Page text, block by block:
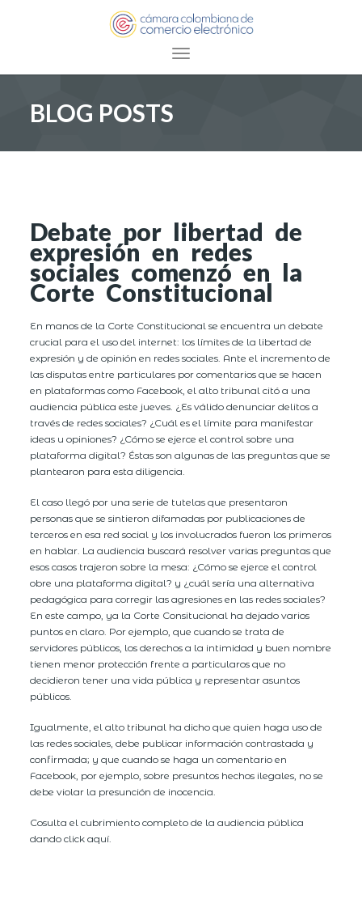
Toggle navigation
BLOG POSTS
Debate por libertad de
expresión en redes
sociales comenzó en la
Corte Constitucional
En manos de la Corte Constitucional se encuentra un debate
crucial para el uso del internet: los límites de la libertad de
expresión y de opinión en redes sociales. Ante el incremento de
las disputas entre particulares por comentarios que se hacen
en plataformas como Facebook, el alto tribunal citó a una
audiencia pública este jueves. ¿Es válido denunciar delitos a
través de redes sociales? ¿Cuál es el límite para manifestar
ideas u opiniones? ¿Cómo se ejerce el control sobre una
plataforma digital? Éstas son algunas de las preguntas que se
plantearon para esta diligencia.
El caso llegó por una serie de tutelas que presentaron
personas que se sintieron difamadas por publicaciones de
terceros en esa red social y los involucrados fueron los primeros
en hablar. La audiencia buscará resolver varias preguntas que
esos casos trajeron sobre la mesa: ¿Cómo se ejerce el control
obre una plataforma digital? y ¿cuál sería una alternativa
pedagógica para corregir las agresiones en las redes sociales?
En este campo, ya la Corte Consitucional ha dejado varios
puntos en claro. Por ejemplo, que cuando se trata de
servidores públicos, los derechos a la intimidad y buen nombre
tienen menor protección frente a particularos que no
decidieron tener una vida pública y representar asuntos
públicos.
Igualmente, el alto tribunal ha dicho que quien haga uso de
las redes sociales, debe publicar información contrastada y
confirmada; y que cuando se haga un comentario en
Facebook, por ejemplo, sobre presuntos hechos ilegales, no se
debe violar la presunción de inocencia.
Cosulta el cubrimiento completo de la audiencia pública
dando click aquí.